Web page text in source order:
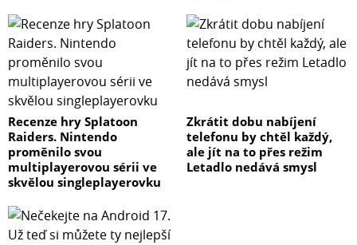
Recenze hry Splatoon
Raiders. Nintendo
proměnilo svou
multiplayerovou sérii ve
skvělou singleplayerovku
Zkrátit dobu nabíjení
telefonu by chtěl každý,
ale jít na to přes režim
Letadlo nedává smysl